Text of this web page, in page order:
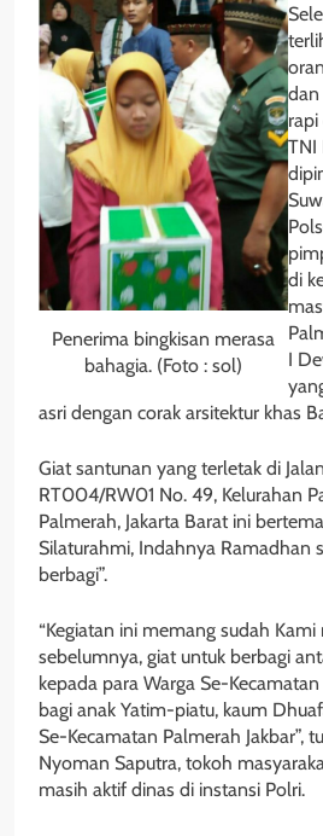
Penerima bingkisan merasa
bahagia. (Foto : sol)
dan
TNI
di
I
asri dengan corak arsitektur khas
Giat santunan yang terletak di
RT004/RW01 No. 49, Kelurahan
Palmerah, Jakarta Barat ini
Silaturahmi, Indahnya Ramadhan
berbagi”.
“Kegiatan ini memang sudah Kami
sebelumnya, giat untuk berbagi
kepada para Warga Se-
bagi anak Yatim-piatu, kaum
Se-Kecamatan Palmerah Jakbar”,
Nyoman Saputra, tokoh
masih aktif dinas di instansi Polri.